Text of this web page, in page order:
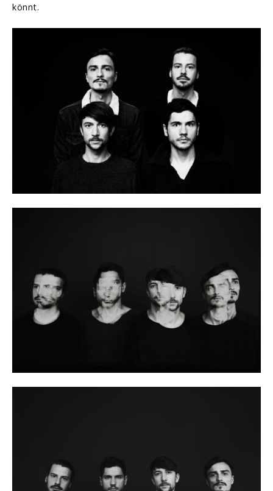
könnt.